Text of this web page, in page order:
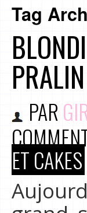
Tag
PRALIN
PAR
ET CAKES